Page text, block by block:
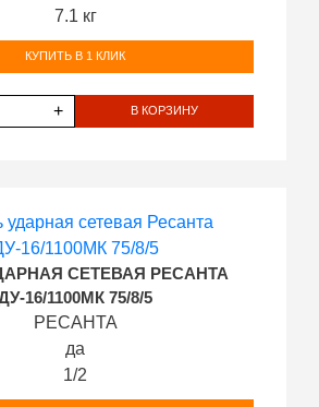
7.1 кг
КУПИТЬ В 1 КЛИК
+ В КОРЗИНУ
СЕТЕВАЯ РЕСАНТА
16/1100МК 75/8/5
РЕСАНТА
да
1/2